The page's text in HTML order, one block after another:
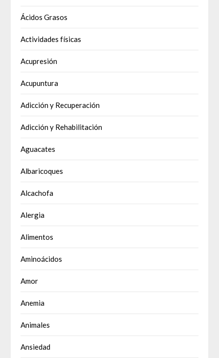
Ácidos Grasos
Actividades físicas
Acupresión
Acupuntura
Adicción y Recuperación
Adicción y Rehabilitación
Aguacates
Albaricoques
Alcachofa
Alergia
Alimentos
Aminoácidos
Amor
Anemia
Animales
Ansiedad